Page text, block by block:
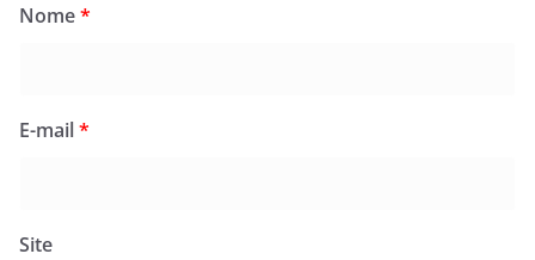
Nome*
E-mail*
Site